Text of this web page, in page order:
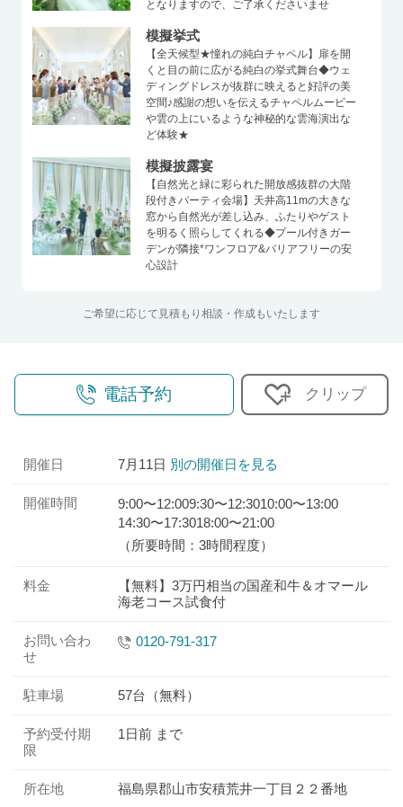
となりますので、ご了承くださいませ
模擬挙式
【全天候型★憧れの純白チャペル】扉を開
くと目の前に広がる純白の挙式舞台◆ウェ
ディングドレスが抜群に映えると好評の美
空間♪感謝の想いを伝えるチャペルムービー
や雲の上にいるような神秘的な雲海演出な
ど体験★
模擬披露宴
【自然光と緑に彩られた開放感抜群の大階
段付きパーティ会場】天井高11mの大きな
窓から自然光が差し込み、ふたりやゲスト
を明るく照らしてくれる◆プール付きガー
デンが隣接*ワンフロア&バリアフリーの安
心設計
ご希望に応じて見積もり相談・作成もいたします
電話予約 クリップ
開催日 7月11日 別の開催日を見る
開催時間 9:00〜12:009:30〜12:3010:00〜13:00
14:30〜17:3018:00〜21:00
（所要時間：3時間程度）
料金
【無料】3万円相当の国産和牛＆オマール
海老コース試食付
お問い合わ
せ
0120-791-317
駐車場 57台（無料）
予約受付期
限
1日前 まで
所在地 福島県郡山市安積荒井一丁目２２番地